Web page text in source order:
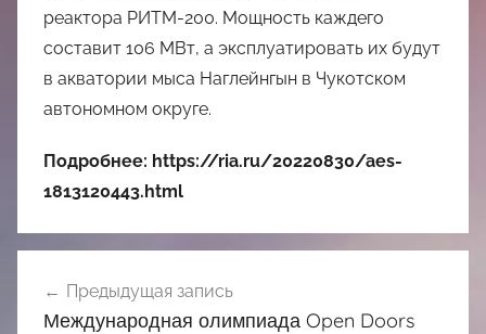
реактора РИТМ-200. Мощность каждего
составит 106 МВт, а эксплуатировать их будут
в акватории мыса Наглейнгын в Чукотском
автономном округе.
Подробнее: https://ria.ru/20220830/aes-
1813120443.html
по
Предыдущая запись
Международная олимпиада Open Doors